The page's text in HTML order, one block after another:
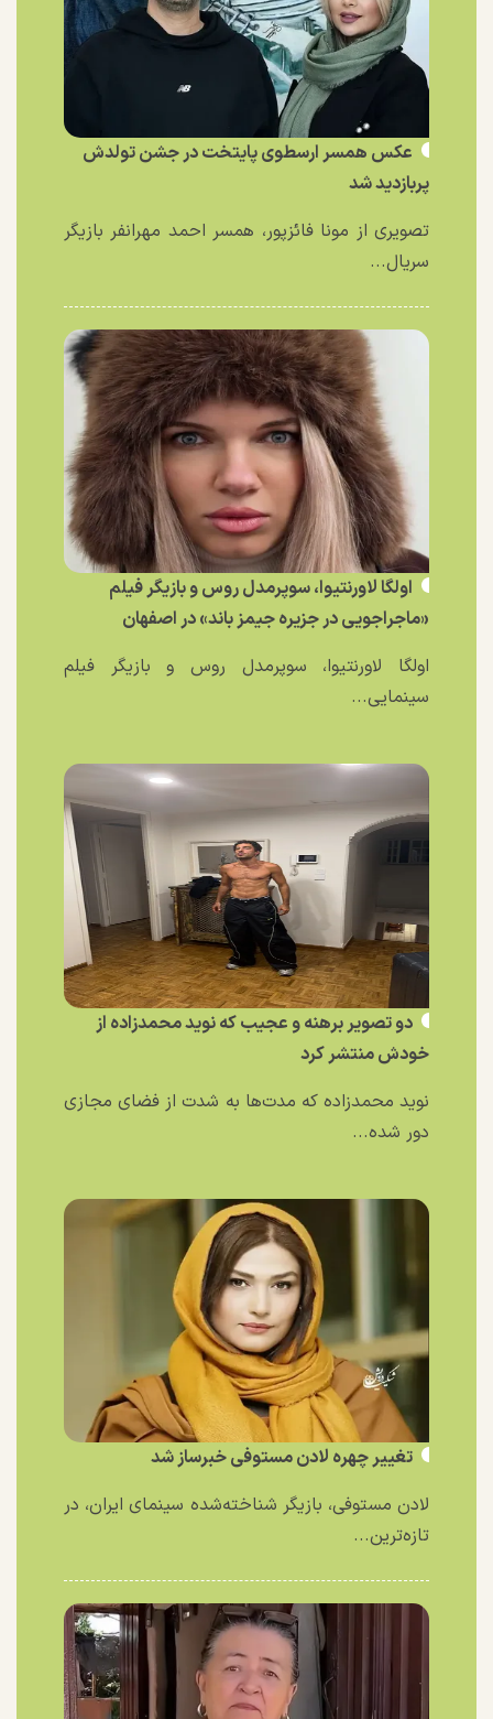
عکس همسر ارسطوی پایتخت در جشن تولدش
پربازدید شد
تصویری از مونا فائزپور، همسر احمد مهرانفر بازیگر
سریال...
اولگا لاورنتیوا، سوپرمدل روس و بازیگر فیلم
«ماجراجویی در جزیره جیمز باند» در اصفهان
اولگا لاورنتیوا، سوپرمدل روس و بازیگر فیلم
سینمایی...
دو تصویر برهنه و عجیب که نوید محمدزاده از
خودش منتشر کرد
نوید محمدزاده که مدت‌ها به شدت از فضای مجازی
دور شده...
تغییر چهره لادن مستوفی خبرساز شد
لادن مستوفی، بازیگر شناخته‌شده سینمای ایران، در
تازه‌ترین...